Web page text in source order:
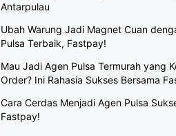
Antarpulau
Ubah Warung Jadi Magnet Cuan
Pulsa Terbaik, Fastpay!
Mau Jadi Agen Pulsa Termurah yang
Order? Ini Rahasia Sukses Bersama
Cara Cerdas Menjadi Agen Pulsa
Fastpay!